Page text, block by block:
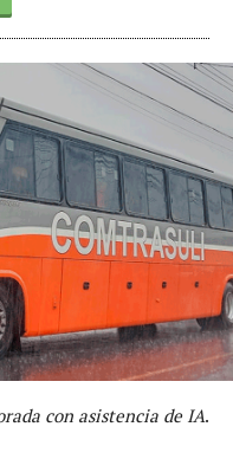
con asistencia de IA.